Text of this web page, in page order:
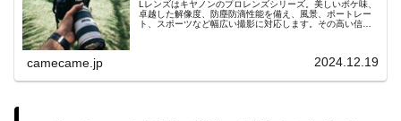
Lレンズはキヤノンのプロレンズシリーズ。美しいボケ味、
卓越した解像度、防塵防滴性能を備え、風景、ポートレー
ト、スポーツなど幅広い撮影に対応します。その高い信頼
camecame.jp 2024.12.19